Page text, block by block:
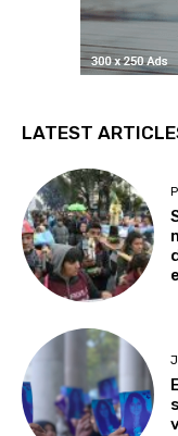
LATEST